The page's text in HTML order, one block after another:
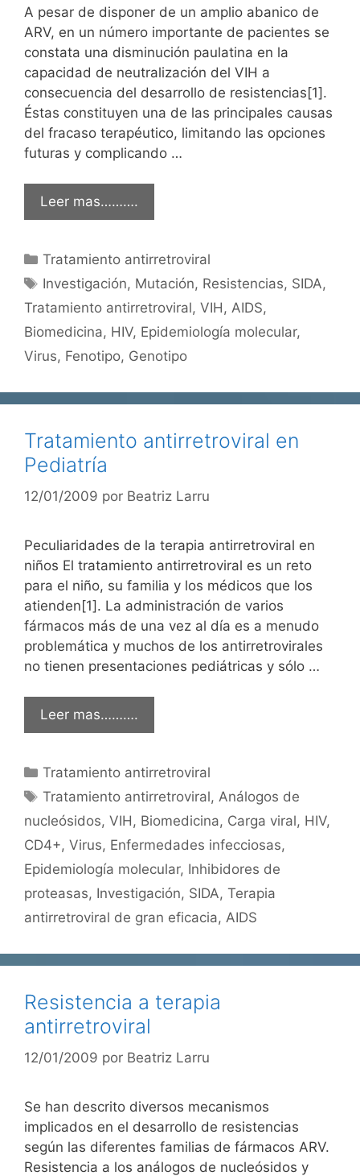
A pesar de disponer de un amplio abanico de
ARV, en un número importante de pacientes se
constata una disminución paulatina en la
capacidad de neutralización del VIH a
consecuencia del desarrollo de resistencias[1].
Éstas constituyen una de las principales causas
del fracaso terapéutico, limitando las opciones
futuras y complicando …
Leer mas……….
Categorías
Tratamiento antirretroviral
Etiquetas
Investigación, Mutación, Resistencias, SIDA,
Tratamiento antirretroviral, VIH, AIDS,
Biomedicina, HIV, Epidemiología molecular,
Virus, Fenotipo, Genotipo
Tratamiento antirretroviral en
Pediatría
12/01/2009 por Beatriz Larru
Peculiaridades de la terapia antirretroviral en
niños El tratamiento antirretroviral es un reto
para el niño, su familia y los médicos que los
atienden[1]. La administración de varios
fármacos más de una vez al día es a menudo
problemática y muchos de los antirretrovirales
no tienen presentaciones pediátricas y sólo …
Leer mas……….
Categorías
Tratamiento antirretroviral
Etiquetas
Tratamiento antirretroviral,Análogos de
nucleósidos, VIH, Biomedicina, Carga viral, HIV,
CD4+, Virus, Enfermedades infecciosas,
Epidemiología molecular, Inhibidores de
proteasas, Investigación, SIDA, Terapia
antirretroviral de gran eficacia, AIDS
Resistencia a terapia
antirretroviral
12/01/2009 por Beatriz Larru
Se han descrito diversos mecanismos
implicados en el desarrollo de resistencias
según las diferentes familias de fármacos ARV.
Resistencia a los análogos de nucleósidos y